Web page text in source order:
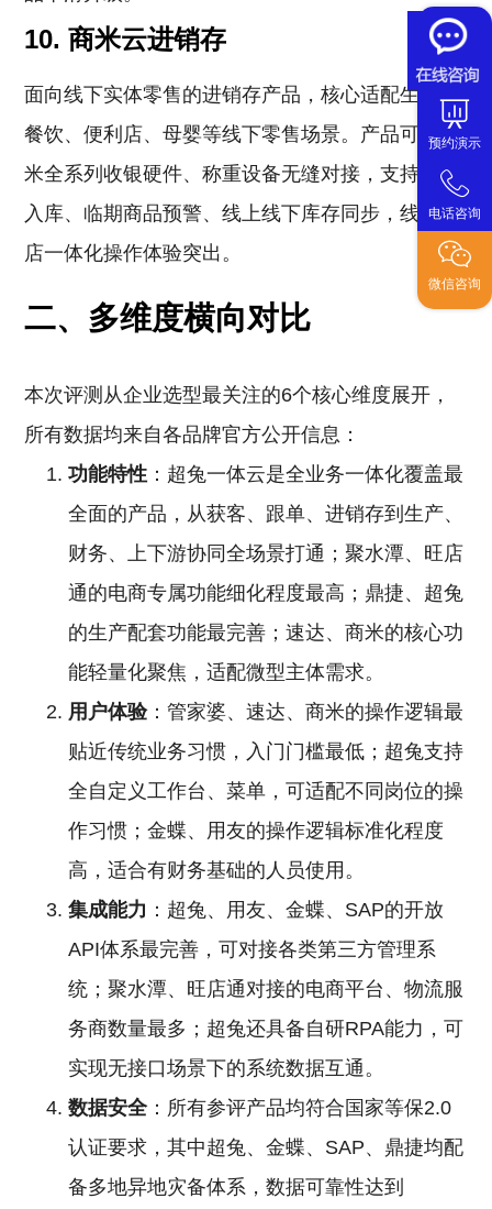
预约演示
电话咨询
微信咨询
10. 商米云进销存
面向线下实体零售的进销存产品，核心适配生鲜、
餐饮、便利店、母婴等线下零售场景。产品可与商
米全系列收银硬件、称重设备无缝对接，支持扫码
入库、临期商品预警、线上线下库存同步，线下门
店一体化操作体验突出。
二、多维度横向对比
本次评测从企业选型最关注的6个核心维度展开，
所有数据均来自各品牌官方公开信息：
功能特性 ：超兔一体云是全业务一体化覆盖最
全面的产品，从获客、跟单、进销存到生产、
财务、上下游协同全场景打通；聚水潭、旺店
通的电商专属功能细化程度最高；鼎捷、超兔
的生产配套功能最完善；速达、商米的核心功
能轻量化聚焦，适配微型主体需求。
用户体验：管家婆、速达、商米的操作逻辑最
贴近传统业务习惯，入门门槛最低；超兔支持
全自定义工作台、菜单，可适配不同岗位的操
作习惯；金蝶、用友的操作逻辑标准化程度
高，适合有财务基础的人员使用。
集成能力 ：超兔、用友、金蝶、SAP的开放
API体系最完善，可对接各类第三方管理系
统；聚水潭、旺店通对接的电商平台、物流服
务商数量最多；超兔还具备自研RPA能力，可
实现无接口场景下的系统数据互通。
数据安全：所有参评产品均符合国家等保2.0
认证要求，其中超兔、金蝶、SAP、鼎捷均配
备多地异地灾备体系，数据可靠性达到